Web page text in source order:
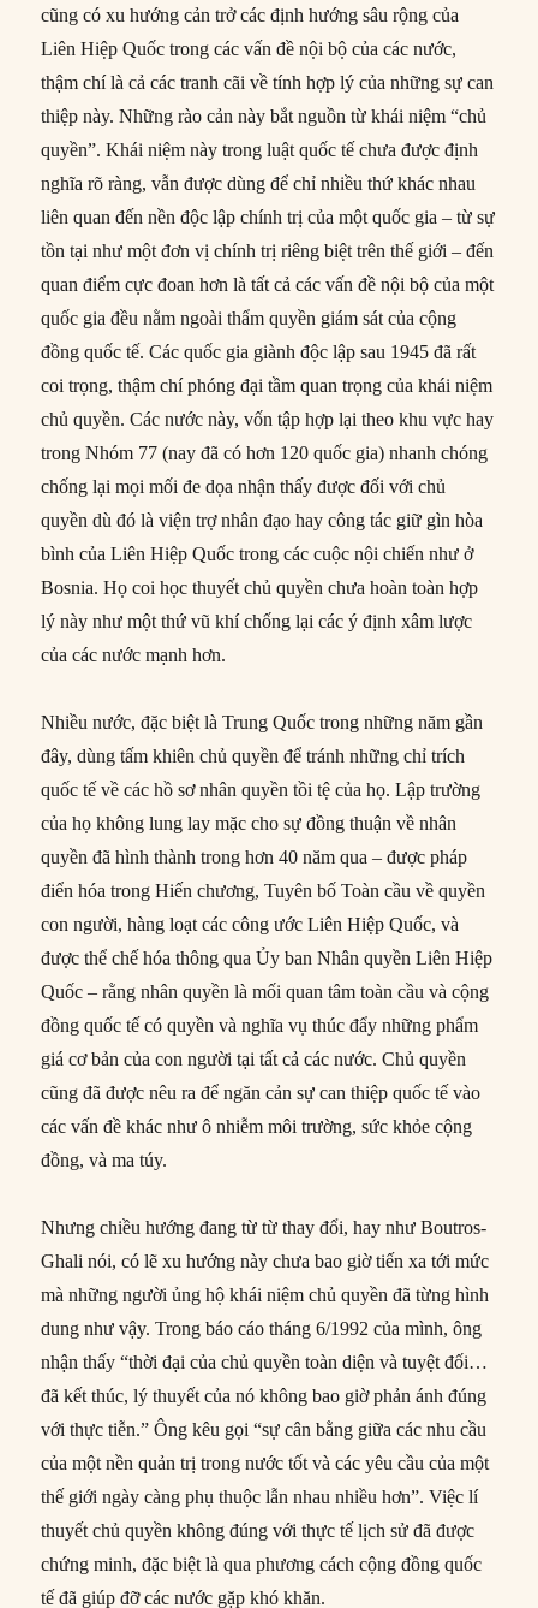
cũng có xu hướng cản trở các định hướng sâu rộng của
Liên Hiệp Quốc trong các vấn đề nội bộ của các nước,
thậm chí là cả các tranh cãi về tính hợp lý của những sự can
thiệp này. Những rào cản này bắt nguồn từ khái niệm “chủ
quyền”. Khái niệm này trong luật quốc tế chưa được định
nghĩa rõ ràng, vẫn được dùng để chỉ nhiều thứ khác nhau
liên quan đến nền độc lập chính trị của một quốc gia – từ sự
tồn tại như một đơn vị chính trị riêng biệt trên thế giới – đến
quan điểm cực đoan hơn là tất cả các vấn đề nội bộ của một
quốc gia đều nằm ngoài thẩm quyền giám sát của cộng
đồng quốc tế. Các quốc gia giành độc lập sau 1945 đã rất
coi trọng, thậm chí phóng đại tầm quan trọng của khái niệm
chủ quyền. Các nước này, vốn tập hợp lại theo khu vực hay
trong Nhóm 77 (nay đã có hơn 120 quốc gia) nhanh chóng
chống lại mọi mối đe dọa nhận thấy được đối với chủ
quyền dù đó là viện trợ nhân đạo hay công tác giữ gìn hòa
bình của Liên Hiệp Quốc trong các cuộc nội chiến như ở
Bosnia. Họ coi học thuyết chủ quyền chưa hoàn toàn hợp
lý này như một thứ vũ khí chống lại các ý định xâm lược
của các nước mạnh hơn.
Nhiều nước, đặc biệt là Trung Quốc trong những năm gần
đây, dùng tấm khiên chủ quyền để tránh những chỉ trích
quốc tế về các hồ sơ nhân quyền tồi tệ của họ. Lập trường
của họ không lung lay mặc cho sự đồng thuận về nhân
quyền đã hình thành trong hơn 40 năm qua – được pháp
điển hóa trong Hiến chương, Tuyên bố Toàn cầu về quyền
con người, hàng loạt các công ước Liên Hiệp Quốc, và
được thể chế hóa thông qua Ủy ban Nhân quyền Liên Hiệp
Quốc – rằng nhân quyền là mối quan tâm toàn cầu và cộng
đồng quốc tế có quyền và nghĩa vụ thúc đẩy những phẩm
giá cơ bản của con người tại tất cả các nước. Chủ quyền
cũng đã được nêu ra để ngăn cản sự can thiệp quốc tế vào
các vấn đề khác như ô nhiễm môi trường, sức khỏe cộng
đồng, và ma túy.
Nhưng chiều hướng đang từ từ thay đổi, hay như Boutros-
Ghali nói, có lẽ xu hướng này chưa bao giờ tiến xa tới mức
mà những người ủng hộ khái niệm chủ quyền đã từng hình
dung như vậy. Trong báo cáo tháng 6/1992 của mình, ông
nhận thấy “thời đại của chủ quyền toàn diện và tuyệt đối…
đã kết thúc, lý thuyết của nó không bao giờ phản ánh đúng
với thực tiễn.” Ông kêu gọi “sự cân bằng giữa các nhu cầu
của một nền quản trị trong nước tốt và các yêu cầu của một
thế giới ngày càng phụ thuộc lẫn nhau nhiều hơn”. Việc lí
thuyết chủ quyền không đúng với thực tế lịch sử đã được
chứng minh, đặc biệt là qua phương cách cộng đồng quốc
tế đã giúp đỡ các nước gặp khó khăn.